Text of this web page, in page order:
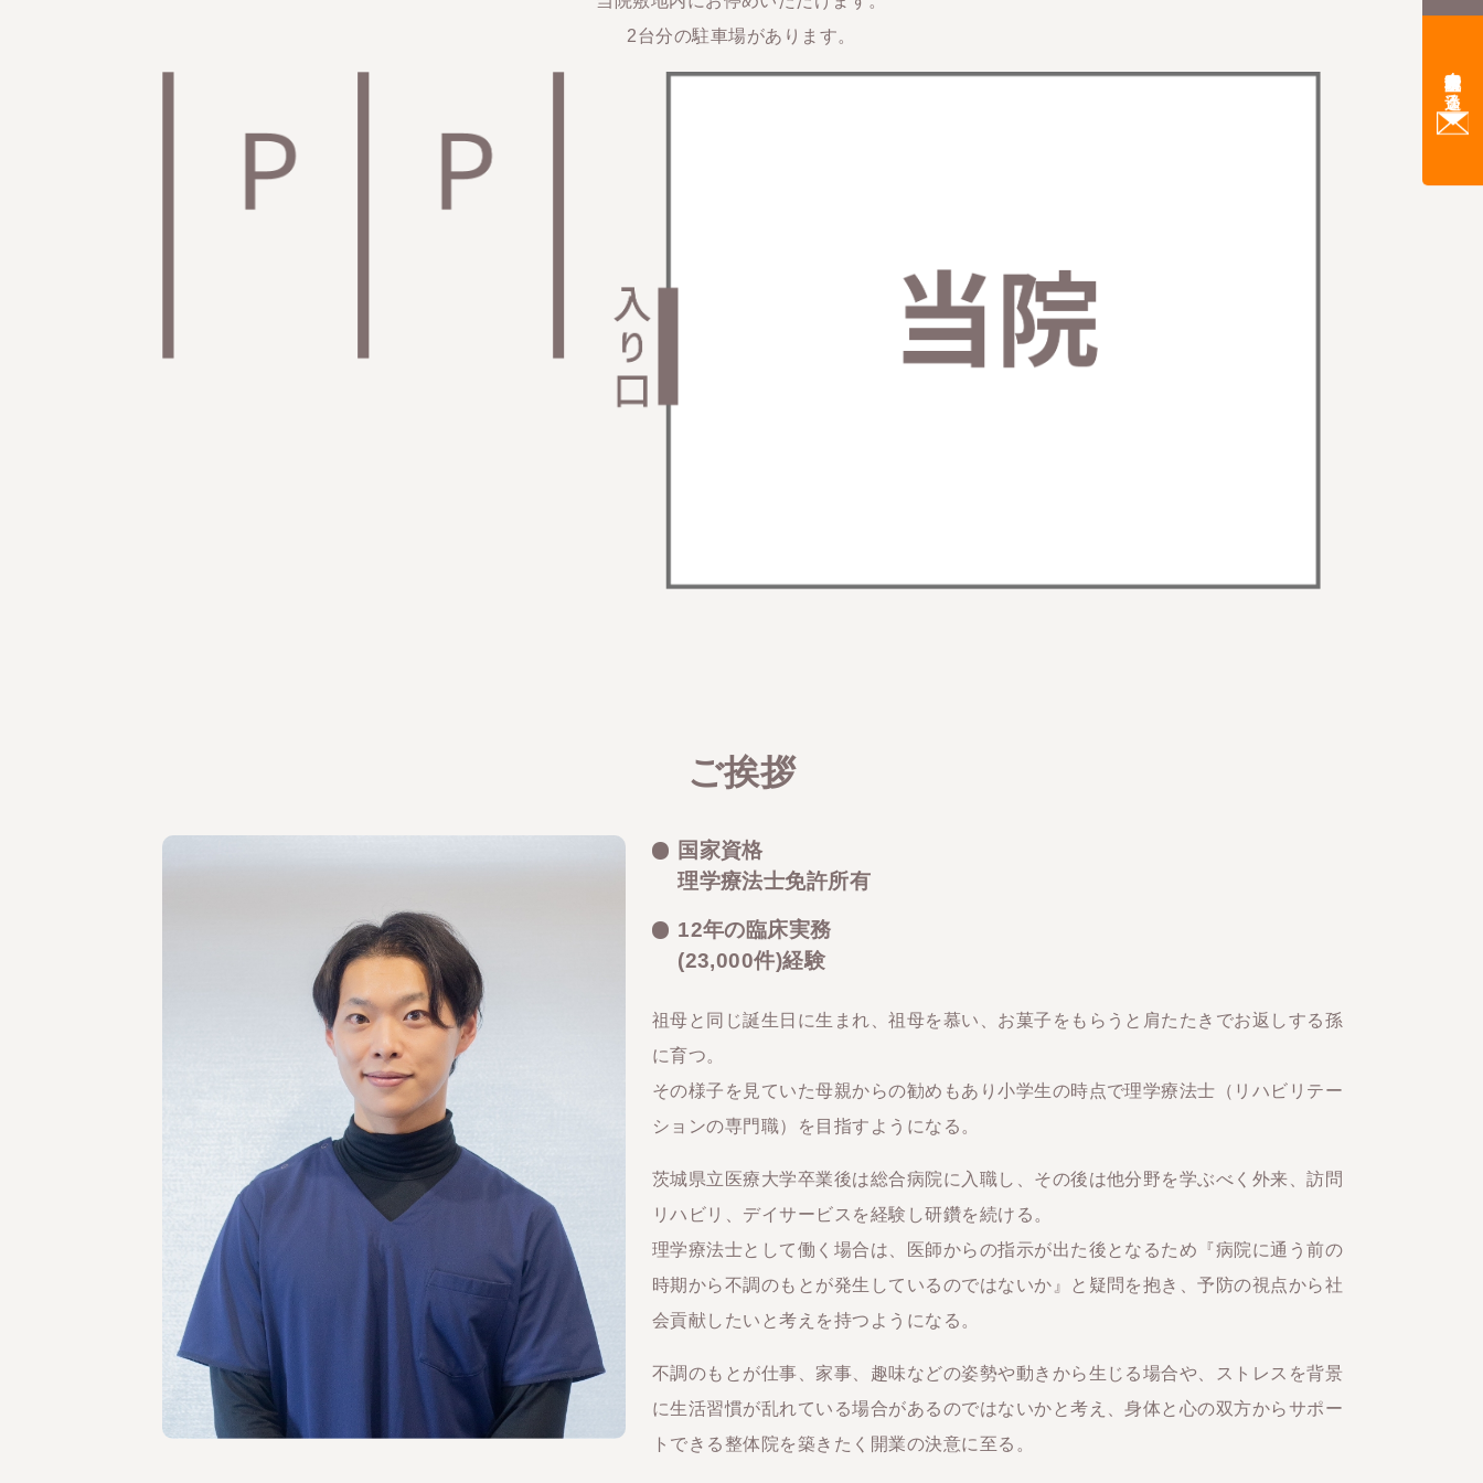
来院希望日を送る
2台分の駐車場があります。
ご挨拶
国家資格
理学療法士免許所有
12年の臨床実務
(23,000件)経験
祖母と同じ誕生日に生まれ、祖母を慕い、お菓子をもらうと肩たたきでお返しする孫
に育つ。
その様子を見ていた母親からの勧めもあり小学生の時点で理学療法士（リハビリテー
ションの専門職）を目指すようになる。
茨城県立医療大学卒業後は総合病院に入職し、その後は他分野を学ぶべく外来、訪問
リハビリ、デイサービスを経験し研鑽を続ける。
理学療法士として働く場合は、医師からの指示が出た後となるため『病院に通う前の
時期から不調のもとが発生しているのではないか』と疑問を抱き、予防の視点から社
会貢献したいと考えを持つようになる。
不調のもとが仕事、家事、趣味などの姿勢や動きから生じる場合や、ストレスを背景
に生活習慣が乱れている場合があるのではないかと考え、身体と心の双方からサポー
トできる整体院を築きたく開業の決意に至る。